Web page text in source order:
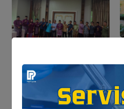
Perlindungan Ruang
Hidup Warga Aurkenali